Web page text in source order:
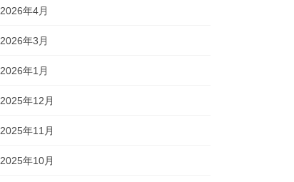
2026年4月
2026年3月
2026年1月
2025年12月
2025年11月
2025年10月